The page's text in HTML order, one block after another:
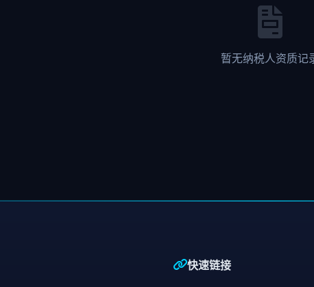
暂无纳税人资质记
快速链接